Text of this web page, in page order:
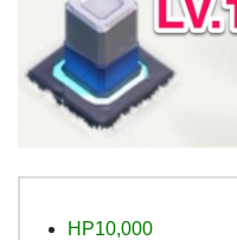
HP10,000